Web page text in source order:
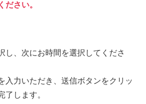
ださい。
し、次にお時間を選択してくださ
入力いただき、送信ボタンをクリッ
了します。